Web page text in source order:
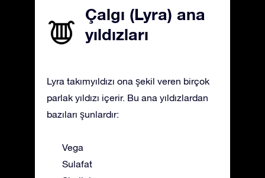
Çalgı (Lyra) ana
yıldızları
Lyra takımyıldızı ona şekil veren birçok
parlak yıldızı içerir. Bu ana yıldızlardan
bazıları şunlardır:
Vega
Sulafat